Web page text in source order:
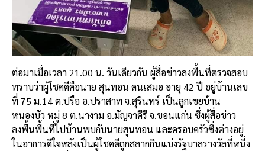
ต่อมาเมื่อเวลา 21.00 น. วันเดียวกัน ผู้สื่อข่าวลงพื้นที่ตรวจสอบ
ทราบว่าผู้โชคดีคือนาย สุนทอน ดนเสมอ อายุ 42 ปี อยู่บ้านเลข
ที่ 75 ม.14 ต.ปรือ อ.ปราสาท จ.สุรินทร์ เป็นลูกเขยบ้าน
หนองบัว หมู่ 8 ต.นางาม อ.มัญจาคีรี จ.ขอนแก่น ซึ่งผู้สื่อข่าว
ลงพื้นพื้นที่ไปบ้านพบกับนายสุนทอน และครอบครัวซึ่งต่างอยู่
ในอาการดีใจหลังเป็นผู้โชคดีถูกสลากกินแบ่งรัฐบาลรางวัลที่หนึ่ง